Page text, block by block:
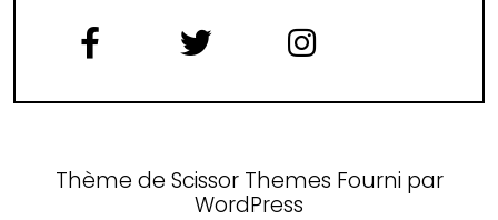
Thème de Scissor Themes Fourni par
WordPress